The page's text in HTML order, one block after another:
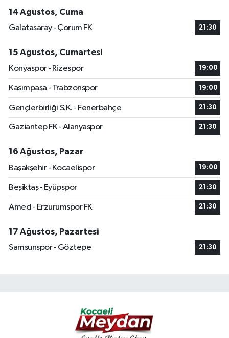
14 Ağustos, Cuma
Galatasaray - Çorum FK
21:30
15 Ağustos, Cumartesi
Konyaspor - Rizespor
19:00
Kasımpaşa - Trabzonspor 19:00
Gençlerbirliği S.K. - Fenerbahçe 21:30
Gaziantep FK - Alanyaspor 21:30
16 Ağustos, Pazar
Başakşehir - Kocaelispor
19:00
Beşiktaş - Eyüpspor 21:30
Amed - Erzurumspor FK 21:30
17 Ağustos, Pazartesi
Samsunspor - Göztepe
21:30